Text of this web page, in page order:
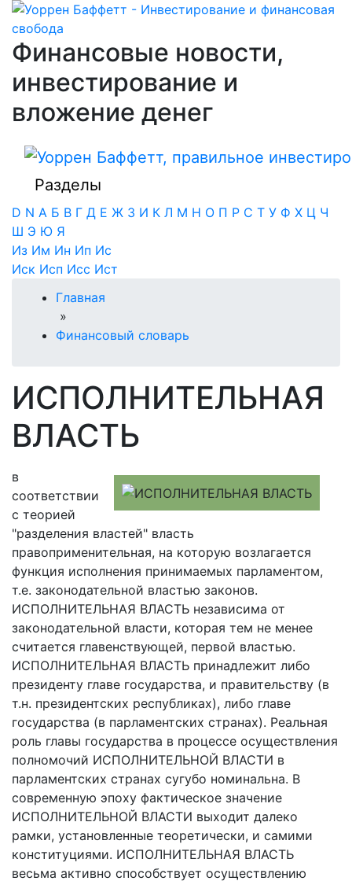
Финансовые новости,
инвестирование и
вложение денег
Разделы
D N А Б В Г Д Е Ж З И К Л М Н О П Р С Т У Ф Х Ц Ч
Ш Э Ю Я
Из Им Ин Ип Ис
Иск Исп Исс Ист
Главная
»
Финансовый словарь
ИСПОЛНИТЕЛЬНАЯ
ВЛАСТЬ
в
соответствии
с теорией
"разделения властей" власть
правоприменительная, на которую возлагается
функция исполнения принимаемых парламентом,
т.е. законодательной властью законов.
ИСПОЛНИТЕЛЬНАЯ ВЛАСТЬ независима от
законодательной власти, которая тем не менее
считается главенствующей, первой властью.
ИСПОЛНИТЕЛЬНАЯ ВЛАСТЬ принадлежит либо
президенту главе государства, и правительству (в
т.н. президентских республиках), либо главе
государства (в парламентских странах). Реальная
роль главы государства в процессе осуществления
полномочий ИСПОЛНИТЕЛЬНОЙ ВЛАСТИ в
парламентских странах сугубо номинальна. В
современную эпоху фактическое значение
ИСПОЛНИТЕЛЬНОЙ ВЛАСТИ выходит далеко
рамки, установленные теоретически, и самими
конституциями. ИСПОЛНИТЕЛЬНАЯ ВЛАСТЬ
весьма активно способствует осуществлению